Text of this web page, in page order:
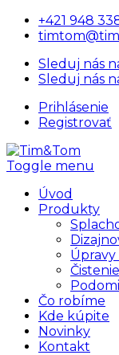
+421 948
Sleduj nás
Sleduj nás
Prihlásenie
Registrovať
Toggle menu
Úvod
Produkty
Čo robíme
Kde kúpite
Novinky
Kontakt